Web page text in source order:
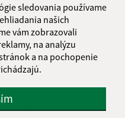
sledovania používame
našich
vám zobrazovali
na analýzu
a na pochopenie
stránke: